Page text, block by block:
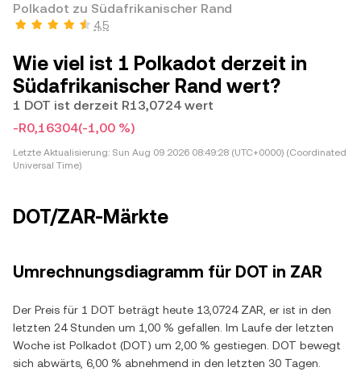
Polkadot zu Südafrikanischer Rand
4,5
Wie viel ist 1 Polkadot derzeit in
Südafrikanischer Rand wert?
1 DOT ist derzeit R13,0724 wert
-R0,16304(-1,00 %)
Letzte Aktualisierung: Sun Aug 09 2026 08:49:28 (UTC+0000) (Coordinated
Universal Time)
DOT/ZAR-Märkte
Umrechnungsdiagramm für DOT in ZAR
Der Preis für 1 DOT beträgt heute 13,0724 ZAR, er ist in den
letzten 24 Stunden um 1,00 % gefallen. Im Laufe der letzten
Woche ist Polkadot (DOT) um 2,00 % gestiegen. DOT bewegt
sich abwärts, 6,00 % abnehmend in den letzten 30 Tagen.